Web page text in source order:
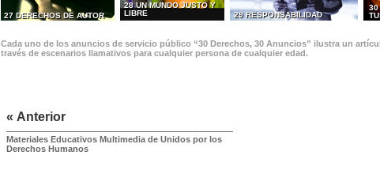
27 DERECHOS DE AUTOR
28 UN MUNDO JUSTO Y
LIBRE
29 RESPONSABILIDAD
30
Cada uno de los anuncios de servicio público “30 Derechos, 30 Anuncios” ilustra un
través de escenarios llamativos para cualquier persona de cualquier edad.
« Anterior
Materiales Educativos Multimedia de Unidos por los
Derechos Humanos